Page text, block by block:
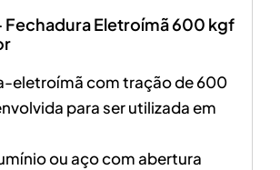
Fechadura Eletroímã 600 kgf
eletroímã com tração de 600
para ser utilizada em
ou aço com abertura